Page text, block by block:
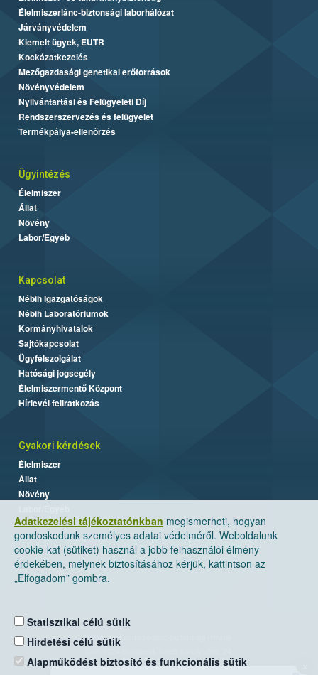
Adatkezelési tájékoztatónkban megismerheti, hogyan
gondoskodunk személyes adatai védelméről. Weboldalunk
cookie-kat (sütiket) használ a jobb felhasználói élmény
érdekében, melynek biztosításához kérjük, kattintson az
„Elfogadom” gombra.
Statisztikai célú sütik
Hirdetési célú sütik
Alapműködést biztosító és funkcionális sütik
Élelmiszerlánc-biztonsági laborhálózat
Járványvédelem
Kiemelt ügyek, EUTR
Kockázatkezelés
Mezőgazdasági genetikai erőforrások
Növényvédelem
Nyilvántartási és Felügyeleti Díj
Rendszerszervezés és felügyelet
Termékpálya-ellenőrzés
Ügyintézés
Élelmiszer
Állat
Növény
Labor/Egyéb
Kapcsolat
Nébih Igazgatóságok
Nébih Laboratóriumok
Kormányhivatalok
Sajtókapcsolat
Ügyfélszolgálat
Hatósági jogsegély
Élelmiszermentő Központ
Hírlevél feliratkozás
Gyakori kérdések
Élelmiszer
Állat
Növény
Nemzeti Élelmiszerlánc-biztonsági Hivatal
Levelezési cím: 1525 Budapest. Pf. 30.